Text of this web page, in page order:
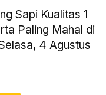
Sapi Kualitas 1
Paling Mahal di
4 Agustus